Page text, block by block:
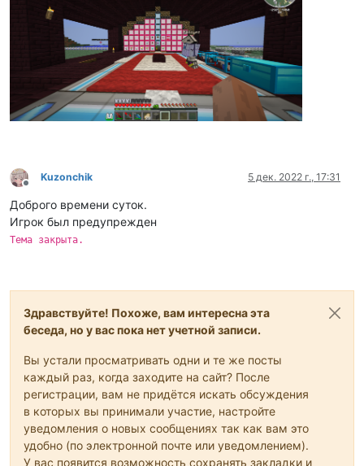
Не в сети
Kuzonchik 5 дек. 2022 г., 17:31
Доброго времени суток.
Игрок был предупрежден
Тема закрыта.
Здравствуйте! Похоже, вам интересна эта
беседа, но у вас пока нет учетной записи.
Вы устали просматривать одни и те же посты
каждый раз, когда заходите на сайт? После
регистрации, вам не придётся искать обсуждения
в которых вы принимали участие, настройте
уведомления о новых сообщениях так как вам это
удобно (по электронной почте или уведомлением).
У вас появится возможность сохранять закладки и